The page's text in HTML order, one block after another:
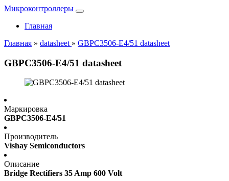
Микроконтроллеры
Главная
Главная » datasheet » GBPC3506-E4/51 datasheet
GBPC3506-E4/51 datasheet
Маркировка
GBPC3506-E4/51
Производитель
Vishay Semiconductors
Описание
Bridge Rectifiers 35 Amp 600 Volt